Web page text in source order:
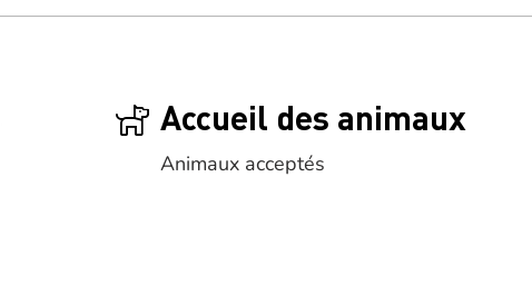
Accueil des animaux
Animaux acceptés